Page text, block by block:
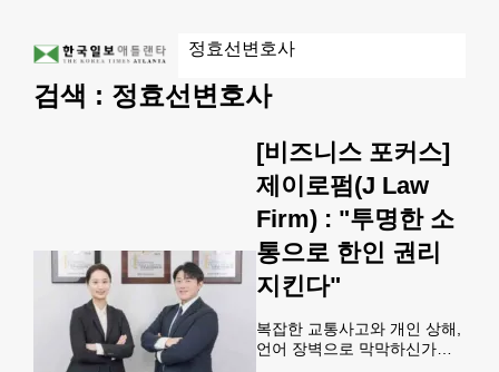
검색 : 정효선변호사
[비즈니스 포커스]
제이로펌(J Law
Firm) : "투명한 소
통으로 한인 권리
지킨다"
복잡한 교통사고와 개인 상해,
언어 장벽으로 막막하신가요?